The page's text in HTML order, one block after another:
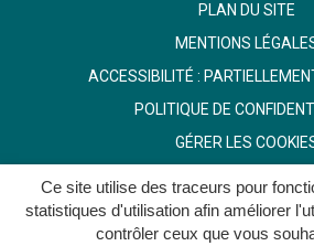
Ce site utilise des traceurs pour
statistiques d'utilisation afin améliorer
contrôler ceux que vous
PLAN DU SITE
MENTIONS
ACCESSIBILITÉ :
POLITIQUE DE
GÉRER LES